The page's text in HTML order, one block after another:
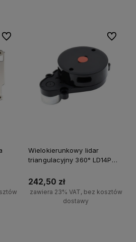
Do ulubionych
Wielokierunkowy lidar
triangulacyjny 360° LD14P
8m zasięgu programowa
kontrola start-stop
242,50 zł
zawiera 23% VAT, bez kosztów
dostawy
Do